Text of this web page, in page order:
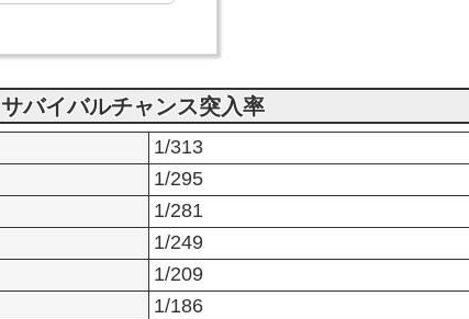
バイバルチャンス突入率
1/313
1/295
1/281
1/249
1/209
1/186